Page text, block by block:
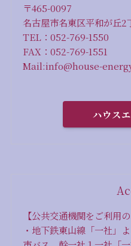
〒465-0097
名古屋市名東区平和が丘2
TEL：052-769-1550
FAX：052-769-1551
Mail:info@house-
ハウス
【公共交通機関をご利用の
・地下鉄東山線「一社」よ